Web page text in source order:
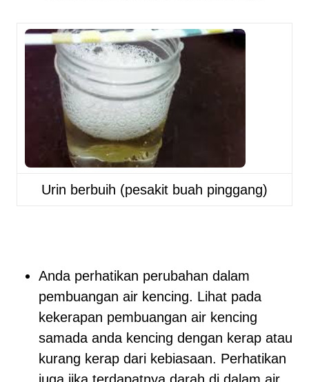
Urin berbuih (pesakit buah pinggang)
Anda perhatikan perubahan dalam
pembuangan air kencing. Lihat pada
kekerapan pembuangan air kencing
samada anda kencing dengan kerap atau
kurang kerap dari kebiasaan. Perhatikan